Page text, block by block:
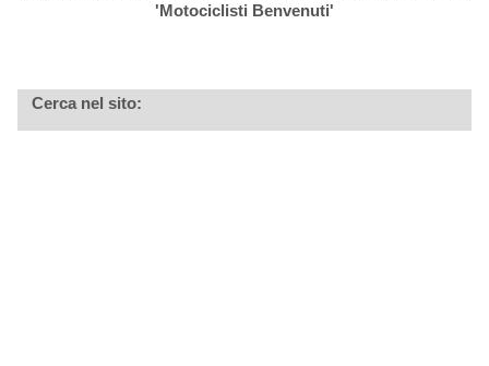
'Motociclisti Benvenuti'
Cerca nel sito: